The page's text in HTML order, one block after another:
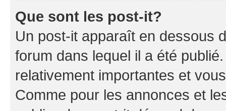
Que sont les post-it?
Un post-it apparaît en dessous
forum dans lequel il a été
relativement importantes et
Comme pour les annonces et